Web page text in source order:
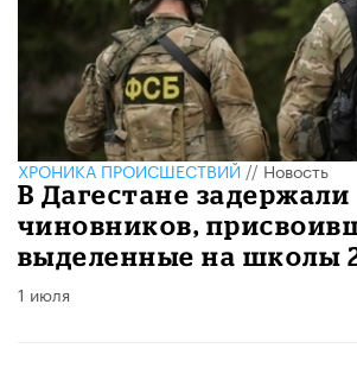
ХРОНИКА ПРОИСШЕСТВИЙ//Новость
В Дагестане задержали
чиновников,
выделенные на школы
1 июля